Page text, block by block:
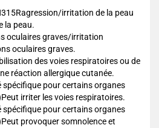
irritation de la peau
la peau.
oculaires graves/irritation
oculaires graves.
des voies respiratoires ou de
réaction allergique cutanée.
spécifique pour certains organes
irriter les voies respiratoires.
spécifique pour certains organes
provoquer somnolence et